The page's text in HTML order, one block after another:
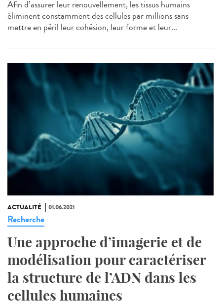
Afin d’assurer leur renouvellement, les tissus humains
éliminent constamment des cellules par millions sans
mettre en péril leur cohésion, leur forme et leur...
ACTUALITÉ 01.06.2021
Recherche
Une approche d’imagerie et de
modélisation pour caractériser
la structure de l’ADN dans les
cellules humaines